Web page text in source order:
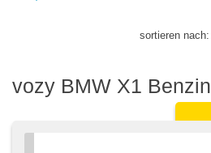
sortieren nach:
vozy BMW X1 Benzin